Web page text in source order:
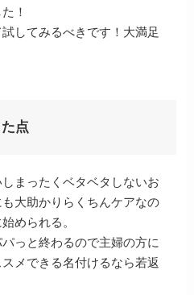
！
してみるべきです！大満足
点
まったくベタベタしないお
大助かりらくちんケアなの
められる。
っと終わるので主婦の方に
メできる名付けるなら若返